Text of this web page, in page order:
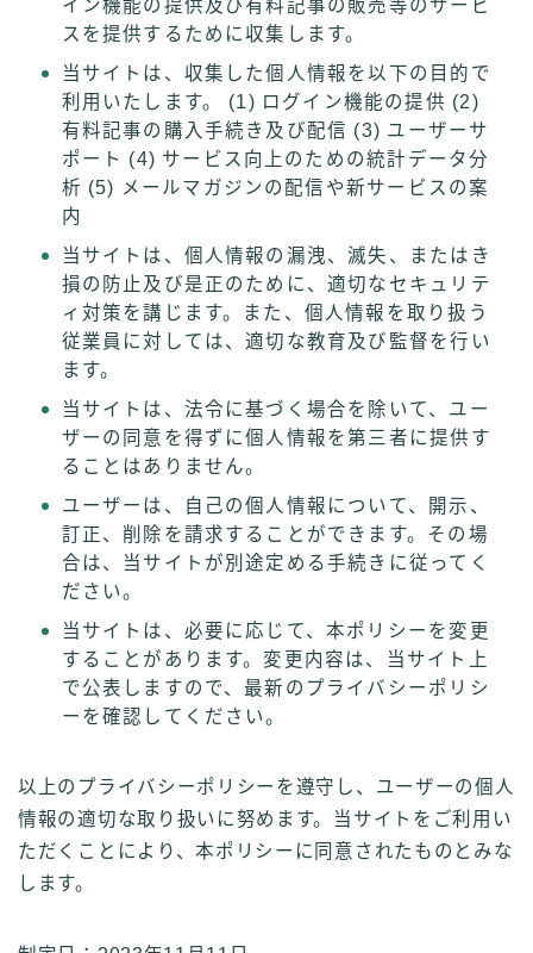
イン機能の提供及び有料記事の販売等のサービ
スを提供するために収集します。
当サイトは、収集した個人情報を以下の目的で
利用いたします。 (1) ログイン機能の提供 (2)
有料記事の購入手続き及び配信 (3) ユーザーサ
ポート (4) サービス向上のための統計データ分
析 (5) メールマガジンの配信や新サービスの案
内
当サイトは、個人情報の漏洩、滅失、またはき
損の防止及び是正のために、適切なセキュリテ
ィ対策を講じます。また、個人情報を取り扱う
従業員に対しては、適切な教育及び監督を行い
ます。
当サイトは、法令に基づく場合を除いて、ユー
ザーの同意を得ずに個人情報を第三者に提供す
ることはありません。
ユーザーは、自己の個人情報について、開示、
訂正、削除を請求することができます。その場
合は、当サイトが別途定める手続きに従ってく
ださい。
当サイトは、必要に応じて、本ポリシーを変更
することがあります。変更内容は、当サイト上
で公表しますので、最新のプライバシーポリシ
ーを確認してください。
以上のプライバシーポリシーを遵守し、ユーザーの個人
情報の適切な取り扱いに努めます。当サイトをご利用い
ただくことにより、本ポリシーに同意されたものとみな
します。